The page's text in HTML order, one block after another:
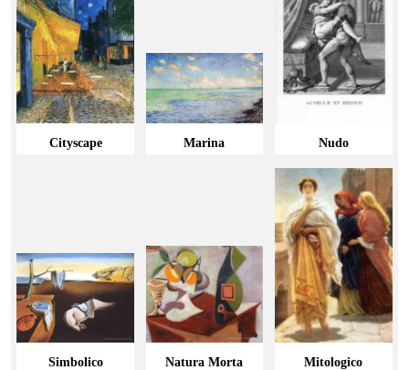
Cityscape Marina Nudo
Simbolico Natura Morta Mitologico